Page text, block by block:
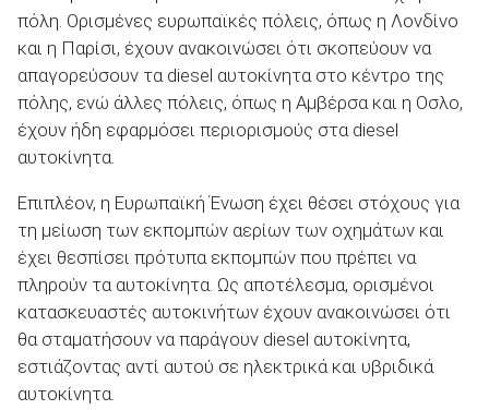
πόλη. Ορισμένες ευρωπαϊκές πόλεις, όπως η Λονδίνο
και η Παρίσι, έχουν ανακοινώσει ότι σκοπεύουν να
απαγορεύσουν τα diesel αυτοκίνητα στο κέντρο της
πόλης, ενώ άλλες πόλεις, όπως η Αμβέρσα και η Οσλο,
έχουν ήδη εφαρμόσει περιορισμούς στα diesel
αυτοκίνητα.
Επιπλέον, η Ευρωπαϊκή Ένωση έχει θέσει στόχους για
τη μείωση των εκπομπών αερίων των οχημάτων και
έχει θεσπίσει πρότυπα εκπομπών που πρέπει να
πληρούν τα αυτοκίνητα. Ως αποτέλεσμα, ορισμένοι
κατασκευαστές αυτοκινήτων έχουν ανακοινώσει ότι
θα σταματήσουν να παράγουν diesel αυτοκίνητα,
εστιάζοντας αντί αυτού σε ηλεκτρικά και υβριδικά
αυτοκίνητα.